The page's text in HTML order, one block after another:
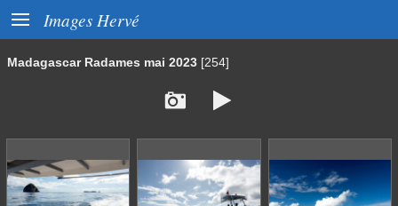
 Images Hervé
Madagascar Radames mai 2023 [254]
 